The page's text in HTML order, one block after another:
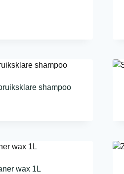
shampoo
wax 1L